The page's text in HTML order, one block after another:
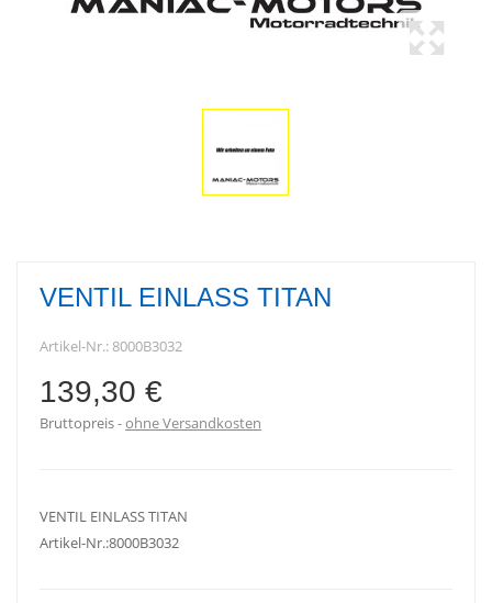
VENTIL EINLASS TITAN
Artikel-Nr.:8000B3032
139,30 €
Bruttopreis ohne Versandkosten
VENTIL EINLASS TITAN
Artikel-Nr.:8000B3032